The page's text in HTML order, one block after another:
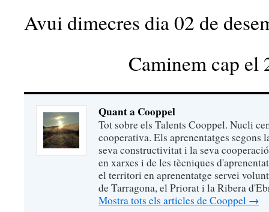
Avui dimecres dia 02 de
Caminem cap el
Quant a Cooppel
Tot sobre els Talents Cooppel. Nucli
cooperativa. Els aprenentatges segons
seva constructivitat i la seva
en xarxes i de les tècniques
el territori en aprenentatge servei
de Tarragona, el Priorat i la Ribera
Mostra tots els articles de Cooppel →